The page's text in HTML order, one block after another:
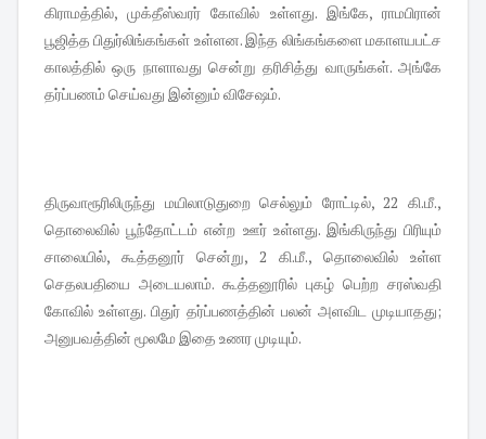
கிராமத்தில், முக்தீஸ்வரர் கோவில் உள்ளது. இங்கே, ராமபிரான்
பூஜித்த பிதுர்லிங்கங்கள் உள்ளன. இந்த லிங்கங்களை மகாளயபட்ச
காலத்தில் ஒரு நாளாவது சென்று தரிசித்து வாருங்கள். அங்கே
தர்ப்பணம் செய்வது இன்னும் விசேஷம்.
திருவாரூரிலிருந்து மயிலாடுதுறை செல்லும் ரோட்டில், 22 கி.மீ.,
தொலைவில் பூந்தோட்டம் என்ற ஊர் உள்ளது. இங்கிருந்து பிரியும்
சாலையில், கூத்தனூர் சென்று, 2 கி.மீ., தொலைவில் உள்ள
செதலபதியை அடையலாம். கூத்தனூரில் புகழ் பெற்ற சரஸ்வதி
கோவில் உள்ளது. பிதுர் தர்ப்பணத்தின் பலன் அளவிட முடியாதது;
அனுபவத்தின் மூலமே இதை உணர முடியும்.